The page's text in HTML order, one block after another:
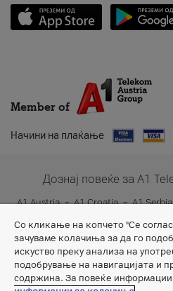
Member of
Начини на плаќање
Дознај повеќе за A1
A1 Austria A1 Croatia A1 Serbia
Со кликање на копчето "Се
зачуваме колачиња за да го
искуство преку анализа на
подобрување на навигацијата и
содржина. За повеќе информации